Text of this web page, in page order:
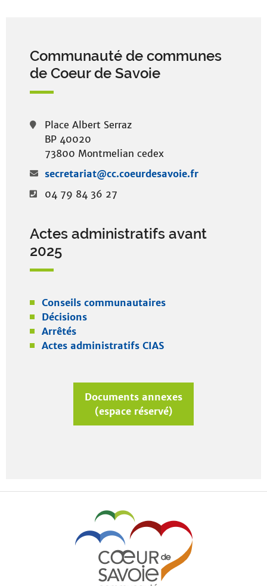
Communauté de communes
de Coeur de Savoie
Place Albert Serraz
BP 40020
73800 Montmelian cedex
secretariat@cc.coeurdesavoie.fr
04 79 84 36 27
Actes administratifs avant
2025
Conseils communautaires
Décisions
Arrêtés
Actes administratifs CIAS
Documents annexes
(espace réservé)